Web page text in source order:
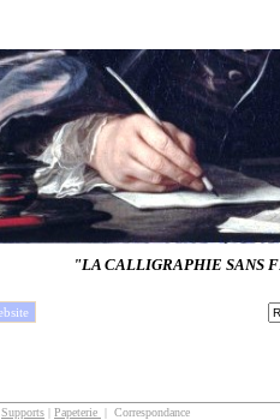
"LA CALLIGRAPHIE SANS
Supports | Papeterie | Correspondance